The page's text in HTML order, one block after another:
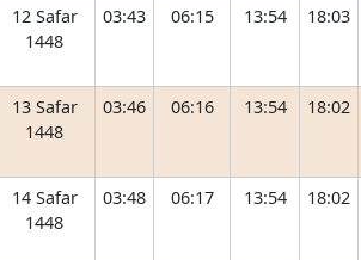
12 Safar
1448
03:43 06:15 13:54 18:03
13 Safar
1448
03:46 06:16 13:54 18:02
14 Safar
1448
03:48 06:17 13:54 18:02